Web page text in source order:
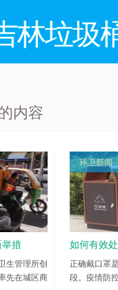
林垃圾
内容
措
生管理所创
先在城区商
环卫新闻
如何有效
正确戴口罩
段。疫情防